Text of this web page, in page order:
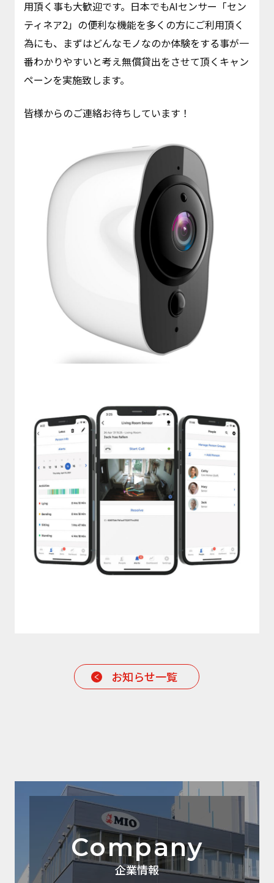
用頂く事も大歓迎です。日本でもAIセンサー「セン
ティネア2」の便利な機能を多くの方にご利用頂く
為にも、まずはどんなモノなのか体験をする事が一
番わかりやすいと考え無償貸出をさせて頂くキャン
ペーンを実施致します。
皆様からのご連絡お待ちしています！
お知らせ一覧
Company
企業情報